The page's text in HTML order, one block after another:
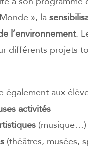
», la
l’environnement.
différents projets
également aux
activités
(musique…)
(théâtres, musées,